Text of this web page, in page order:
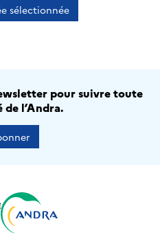
sélectionnée
pour suivre toute
de l’Andra.